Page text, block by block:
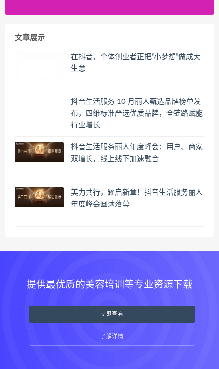
文章展示
在抖音，个体创业者正把“小梦想”做成大
生意
抖音生活服务 10 月丽人甄选品牌榜单发
布，四维标准严选优质品牌，全链路赋能
行业增长
抖音生活服务丽人年度峰会：用户、商家
双增长，线上线下加速融合
美力共行，耀启新章！抖音生活服务丽人
年度峰会圆满落幕
提供最优质的美容培训等专业资源下载
立即查看
了解详情